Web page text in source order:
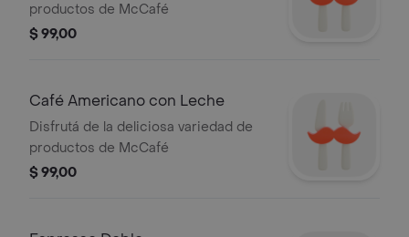
productos de McCafé
$ 99,00
Café Americano con Leche
Disfrutá de la deliciosa variedad de
productos de McCafé
$ 99,00